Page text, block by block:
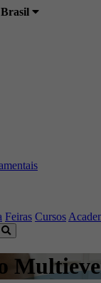
Feiras Cursos